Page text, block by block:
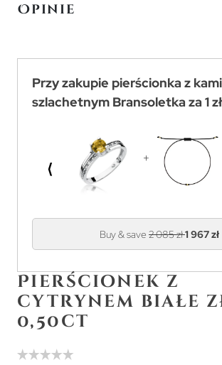
Opinie
Przy zakupie pierścionka z
szlachetnym Bransoletka za 1 zł
⟨
Buy & save 2 085 zł1 967 zł
Pierścionek z
cytrynem białe
0,50ct